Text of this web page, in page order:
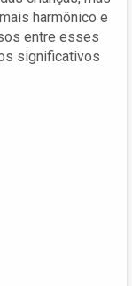
harmônico e
entre esses
significativos